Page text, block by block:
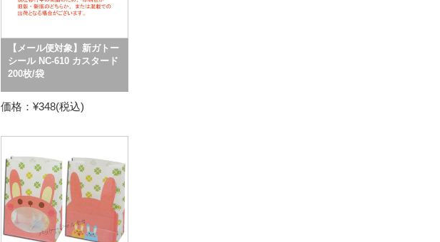
【メール便対象】新ガトー
シール NC-610 カスタード
200枚/袋
価格：¥348(税込)